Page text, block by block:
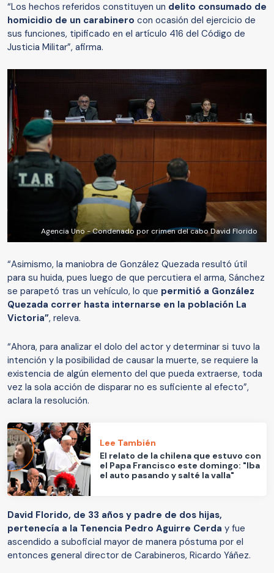
“Los hechos referidos constituyen un delito consumado de
homicidio de un carabinero con ocasión del ejercicio de
sus funciones, tipificado en el artículo 416 del Código de
Justicia Militar”, afirma.
Agencia Uno - Condenado por crimen del cabo David Florido
“Asimismo, la maniobra de González Quezada resultó útil
para su huida, pues luego de que percutiera el arma, Sánchez
se parapetó tras un vehículo, lo que permitió a González
Quezada correr hasta internarse en la población La
Victoria”, releva.
“Ahora, para analizar el dolo del actor y determinar si tuvo la
intención y la posibilidad de causar la muerte, se requiere la
existencia de algún elemento del que pueda extraerse, toda
vez la sola acción de disparar no es suficiente al efecto”,
aclara la resolución.
Lee También
El relato de la chilena que estuvo con
el Papa Francisco este domingo: "Iba
el auto pasando y salté la valla"
David Florido, de 33 años y padre de dos hijas,
pertenecía a la Tenencia Pedro Aguirre Cerda y fue
ascendido a suboficial mayor de manera póstuma por el
entonces general director de Carabineros, Ricardo Yáñez.